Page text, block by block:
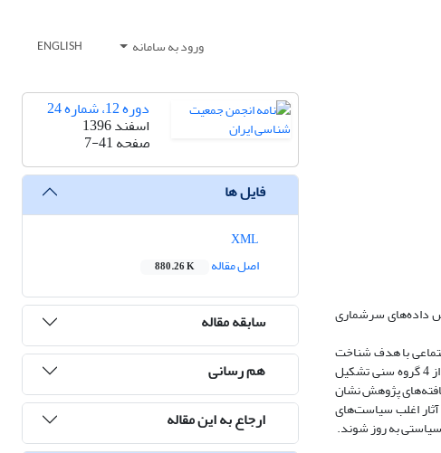
ورود به سامانه ENGLISH
کرده است. نرخ باروری از 7 فرزند در سال­های دهه 1360، به 1.8 فرزند در سال 1390 و بر اساس داده‌های سرشماری
با هدف شناخت
عمیق‌تر پیچیدگی‌های جمعیتی و فهم علل تحولات رخ داده، بررسی شود. شبیه‌سازی مدل از سال 1361 آغاز و تا سال 1425 ادامه می­یابد. زیرسیستم جمعیت از 4 گروه سنی تشکیل
مدل برای متغیرهای کلیدی بیش از 80 درصد به‌دست آمد. یافته‌های پژوهش نشان
سناریوهای مختلف، آثار اغلب سیاست‌های
به روز شوند.
دوره 12، شماره 24
اسفند 1396
صفحه7-41
فایل ها
اصل مقاله
880.26 K
سابقه مقاله
هم رسانی
ارجاع به این مقاله